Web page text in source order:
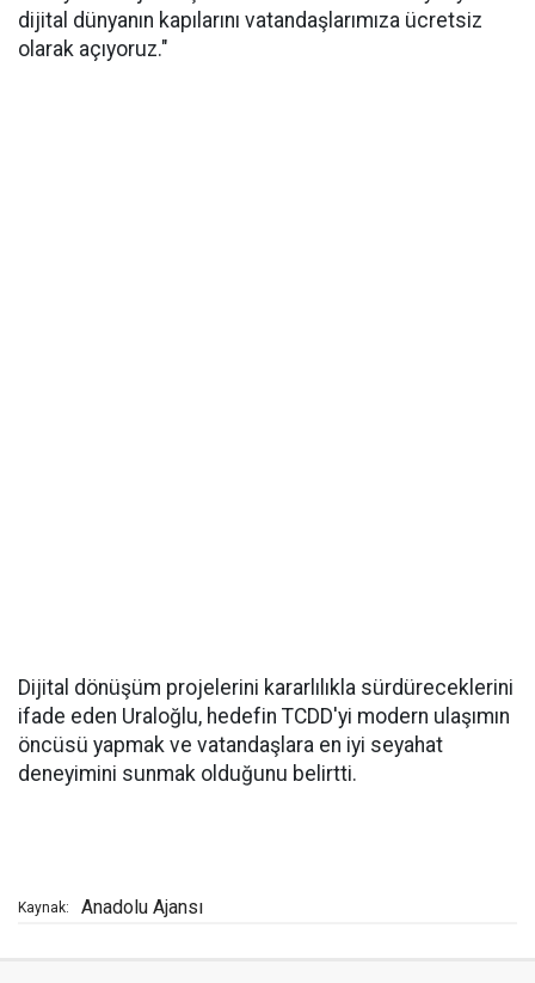
dijital dünyanın kapılarını vatandaşlarımıza ücretsiz
olarak açıyoruz."
Dijital dönüşüm projelerini kararlılıkla sürdüreceklerini
ifade eden Uraloğlu, hedefin TCDD'yi modern ulaşımın
öncüsü yapmak ve vatandaşlara en iyi seyahat
deneyimini sunmak olduğunu belirtti.
Kaynak: Anadolu Ajansı